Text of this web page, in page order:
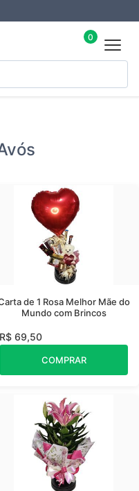
0
de 1 Rosa Melhor Mãe do
Mundo com Brincos
R$ 69,50
COMPRAR